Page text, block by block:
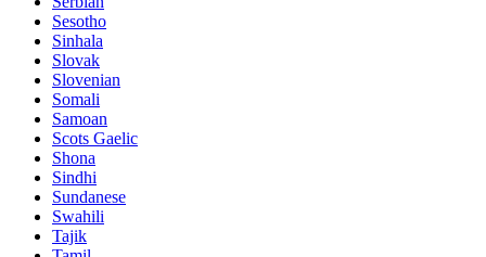
Sesotho
Sinhala
Slovak
Slovenian
Somali
Samoan
Scots Gaelic
Shona
Sindhi
Sundanese
Swahili
Tajik